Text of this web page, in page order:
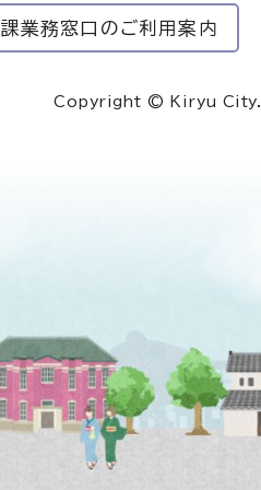
業務窓口のご利用案内
Copyright © Kiryu